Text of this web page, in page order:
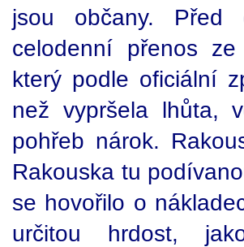
jsou občany. Před
celodenní přenos
který podle oficiální
než vypršela lhůta,
pohřeb nárok.
Rakouska tu
se hovořilo o
určitou hrdost,